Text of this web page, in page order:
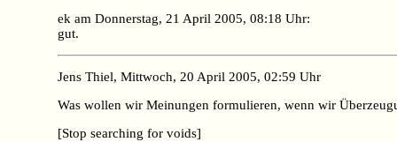
ek am Donnerstag, 21 April 2005, 08:18 Uhr:
gut.
Jens Thiel, Mittwoch, 20 April 2005, 02:59 Uhr
Was wollen wir Meinungen formulieren, wenn wir
[Stop searching for voids]